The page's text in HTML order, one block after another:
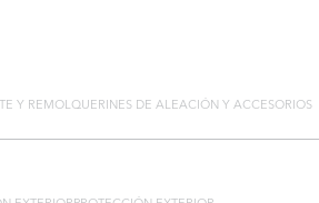
Y REMOLQUERINES DE ALEACIÓN Y ACCESORIOS